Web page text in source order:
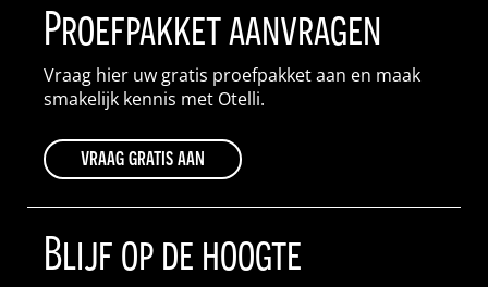
Proefpakket aanvragen
Vraag hier uw gratis proefpakket aan en maak
smakelijk kennis met Otelli.
vraag gratis aan
Blijf op de hoogte